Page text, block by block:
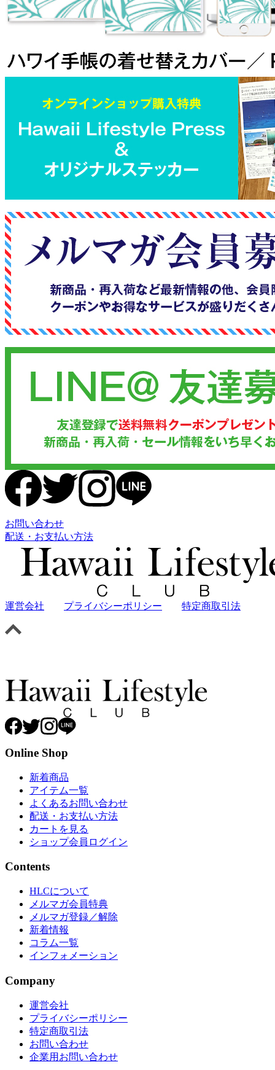
お問い合わせ
配送・お支払い方法
運営会社 プライバシーポリシー 特定商取引法
Online Shop
新着商品
アイテム一覧
よくあるお問い合わせ
配送・お支払い方法
カートを見る
ショップ会員ログイン
Contents
HLCについて
メルマガ会員特典
メルマガ登録／解除
新着情報
コラム一覧
インフォメーション
Company
運営会社
プライバシーポリシー
特定商取引法
お問い合わせ
企業用お問い合わせ